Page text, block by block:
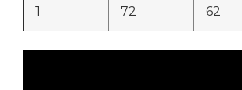
1 72 62